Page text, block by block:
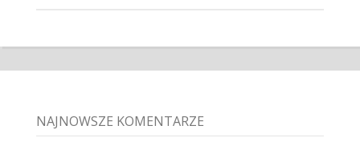
NAJNOWSZE KOMENTARZE